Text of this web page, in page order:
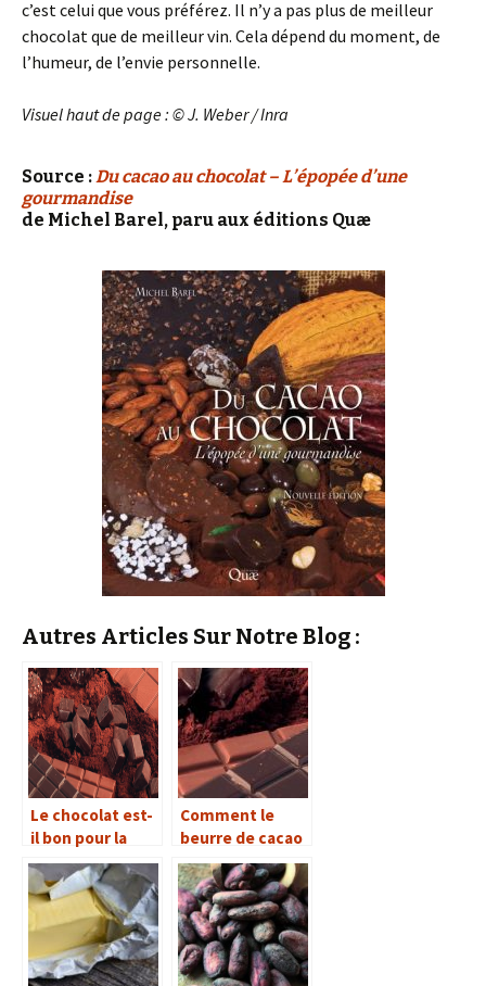
c’est celui que vous préférez. Il n’y a pas plus de meilleur
chocolat que de meilleur vin. Cela dépend du moment, de
l’humeur, de l’envie personnelle.
Visuel haut de page : © J. Weber / Inra
Source :Du cacao au chocolat – L’épopée d’une
gourmandise
de Michel Barel, paru aux éditions Quæ
Autres Articles Sur Notre Blog :
Le chocolat est-
il bon pour la
santé ?
Comment le
beurre de cacao
et la poudre de
cacao sont-ils
obtenus ?